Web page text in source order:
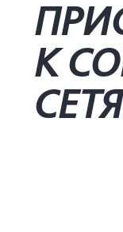
К